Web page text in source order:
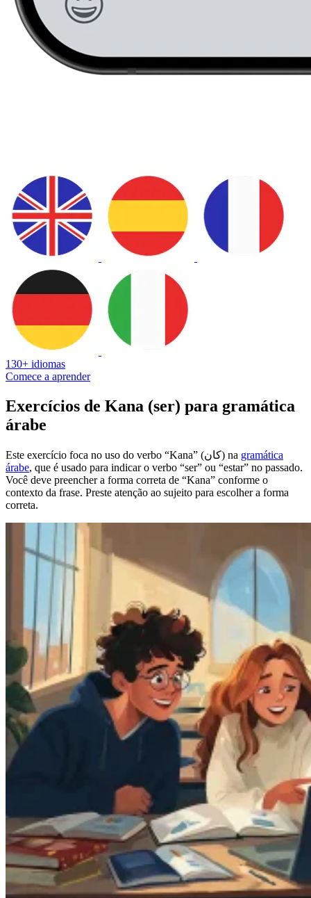
130+ idiomas
Comece a aprender
Exercícios de Kana (ser) para gramática
árabe
Este exercício foca no uso do verbo “Kana” (كان) na gramática
árabe, que é usado para indicar o verbo “ser” ou “estar” no passado.
Você deve preencher a forma correta de “Kana” conforme o
contexto da frase. Preste atenção ao sujeito para escolher a forma
correta.